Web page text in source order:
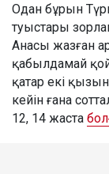
Одан бұрын
туыстары
Анасы жазған
қабылдамай
қатар екі
кейін ғана
12, 14 жаста